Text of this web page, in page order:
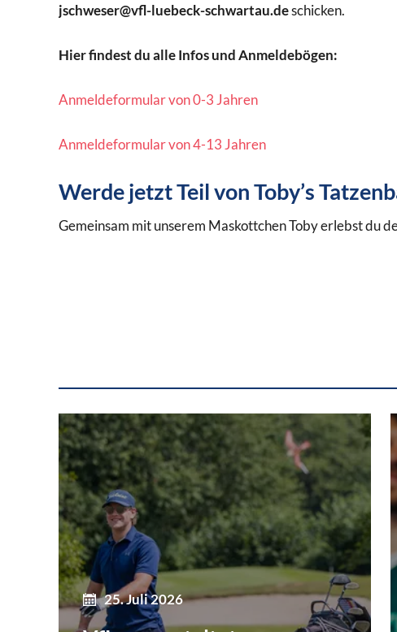
jschweser@vfl-luebeck-schwartau.deschicken.
Hier findest du alle Infos und Anmeldebögen:
Anmeldeformular von 0-3 Jahren
Anmeldeformular von 4-13 Jahren
Werde jetzt Teil von Toby’s
Gemeinsam mit unserem Maskottchen Toby erlebst du
25. Juli 2026